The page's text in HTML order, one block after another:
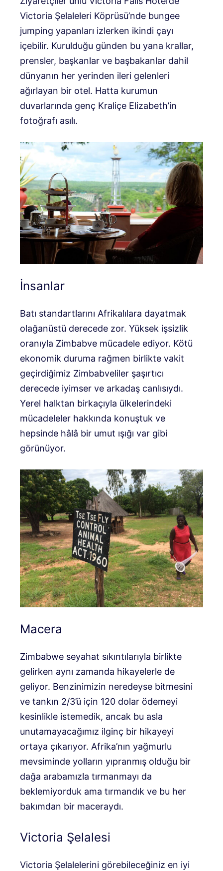
Victoria Şelaleleri Köprüsü’nde bungee
jumping yapanları izlerken ikindi çayı
içebilir. Kurulduğu günden bu yana krallar,
prensler, başkanlar ve başbakanlar dahil
dünyanın her yerinden ileri gelenleri
ağırlayan bir otel. Hatta kurumun
duvarlarında genç Kraliçe Elizabeth’in
fotoğrafı asılı.
İnsanlar
Batı standartlarını Afrikalılara dayatmak
olağanüstü derecede zor. Yüksek işsizlik
oranıyla Zimbabve mücadele ediyor. Kötü
ekonomik duruma rağmen birlikte vakit
geçirdiğimiz Zimbabveliler şaşırtıcı
derecede iyimser ve arkadaş canlısıydı.
Yerel halktan birkaçıyla ülkelerindeki
mücadeleler hakkında konuştuk ve
hepsinde hâlâ bir umut ışığı var gibi
görünüyor.
Macera
Zimbabwe seyahat sıkıntılarıyla birlikte
gelirken aynı zamanda hikayelerle de
geliyor. Benzinimizin neredeyse bitmesini
ve tankın 2/3’ü için 120 dolar ödemeyi
kesinlikle istemedik, ancak bu asla
unutamayacağımız ilginç bir hikayeyi
ortaya çıkarıyor. Afrika’nın yağmurlu
mevsiminde yolların yıpranmış olduğu bir
dağa arabamızla tırmanmayı da
beklemiyorduk ama tırmandık ve bu her
bakımdan bir maceraydı.
Victoria Şelalesi
Victoria Şelalelerini görebileceğiniz en iyi